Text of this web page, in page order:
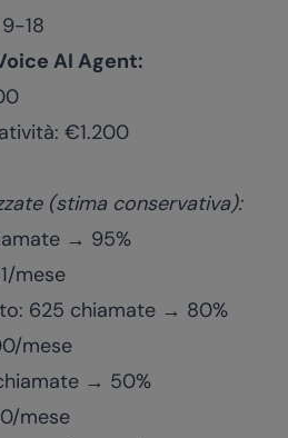
18
AI Agent:
€1.200
(stima conservativa):
→ 95%
mese
625 chiamate → 80%
mese
→ 50%
mese